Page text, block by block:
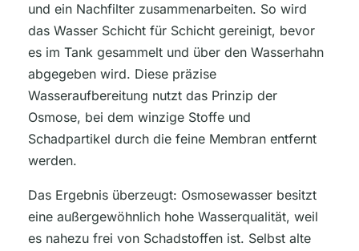
und ein Nachfilter zusammenarbeiten. So wird
das Wasser Schicht für Schicht gereinigt, bevor
es im Tank gesammelt und über den Wasserhahn
abgegeben wird. Diese präzise
Wasseraufbereitung nutzt das Prinzip der
Osmose, bei dem winzige Stoffe und
Schadpartikel durch die feine Membran entfernt
werden.
Das Ergebnis überzeugt: Osmosewasser besitzt
eine außergewöhnlich hohe Wasserqualität, weil
es nahezu frei von Schadstoffen ist. Selbst alte